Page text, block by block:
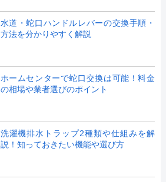
水道・蛇口ハンドルレバーの交換手順・
方法を分かりやすく解説
ホームセンターで蛇口交換は可能！料金
の相場や業者選びのポイント
洗濯機排水トラップ2種類や仕組みを解
説！知っておきたい機能や選び方